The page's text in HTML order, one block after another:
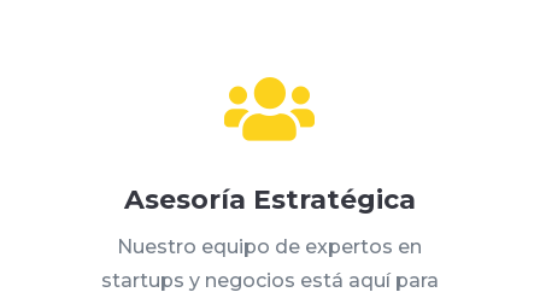

Asesoría Estratégica
Nuestro equipo de expertos en
startups y negocios está aquí para